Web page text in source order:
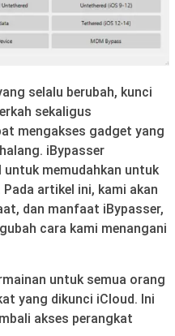
selalu berubah, kunci
sekaligus
mengakses gadget yang
iBypasser
untuk memudahkan untuk
artikel ini, kami akan
dan manfaat iBypasser,
cara kami menangani
untuk semua orang
yang dikunci iCloud. Ini
akses perangkat